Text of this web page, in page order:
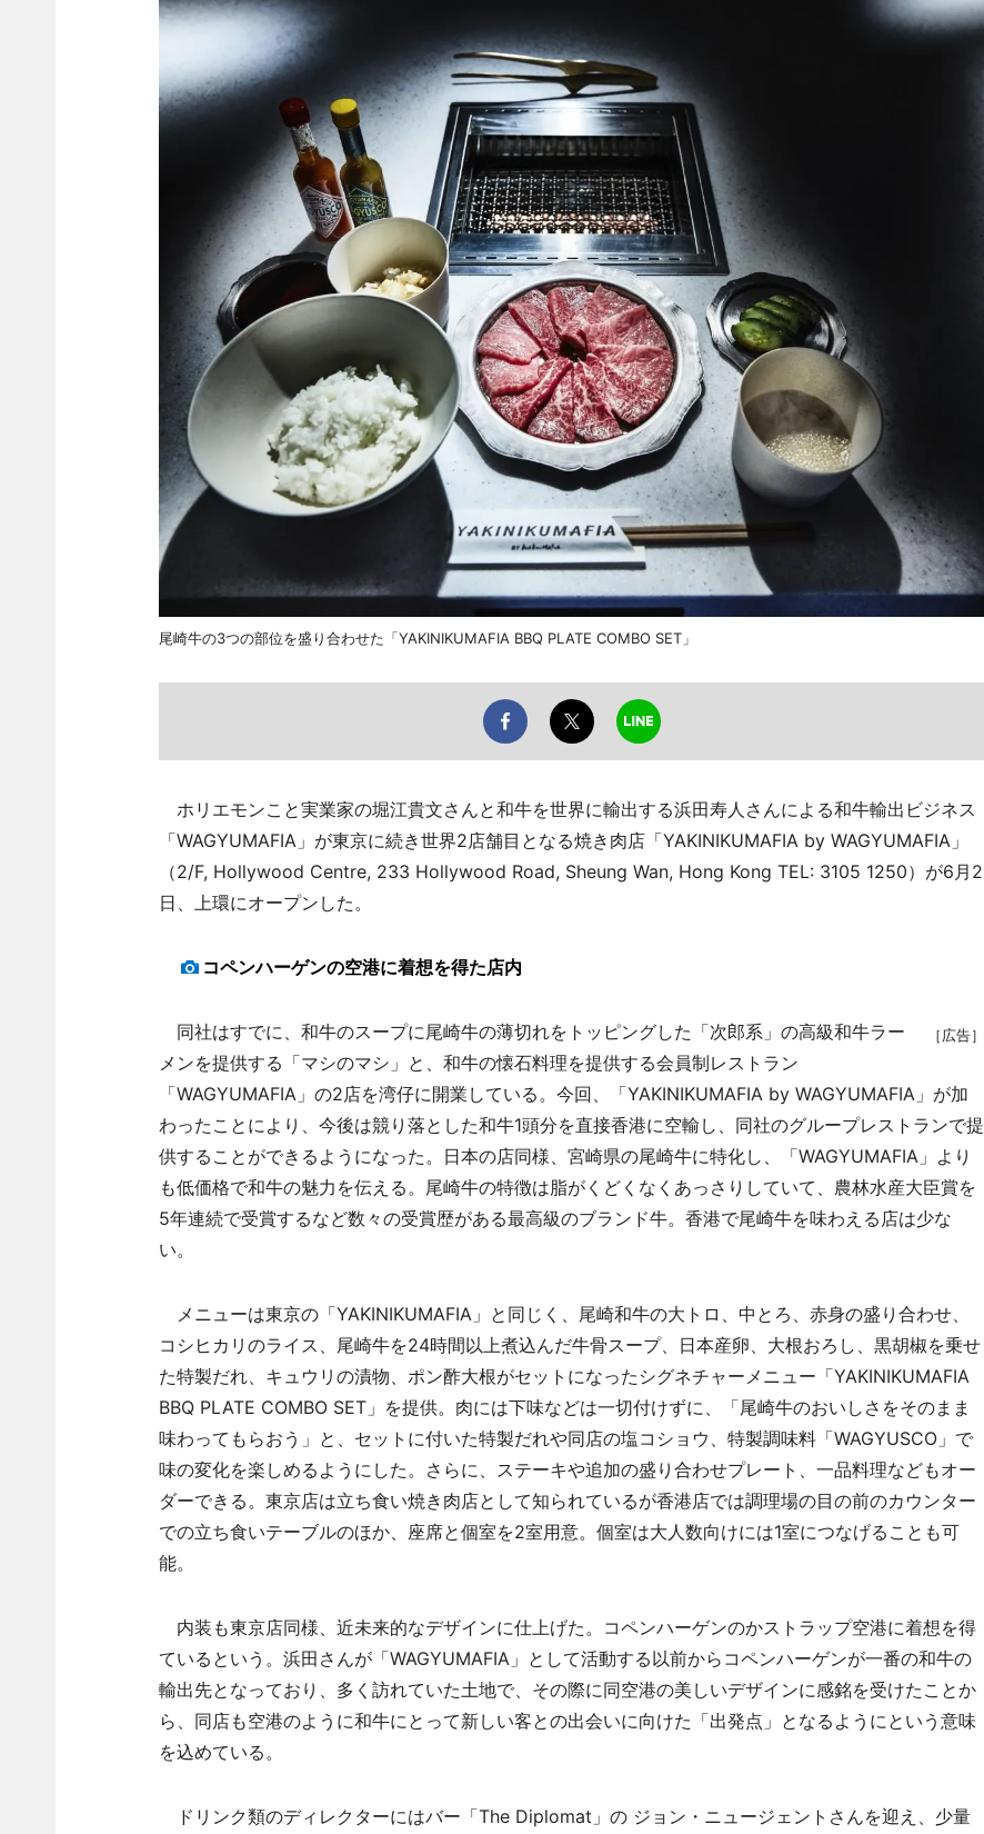
尾崎牛の3つの部位を盛り合わせた「YAKINIKUMAFIA BBQ PLATE COMBO SET」
ホリエモンこと実業家の堀江貴文さんと和牛を世界に輸出する浜田寿人さんによる和牛輸出ビジネス
「WAGYUMAFIA」が東京に続き世界2店舗目となる焼き肉店「YAKINIKUMAFIA by WAGYUMAFIA」
（2/F, Hollywood Centre, 233 Hollywood Road, Sheung Wan, Hong Kong TEL: 3105 1250）が6月2
日、上環にオープンした。
コペンハーゲンの空港に着想を得た店内
［広告］
同社はすでに、和牛のスープに尾崎牛の薄切れをトッピングした「次郎系」の高級和牛ラー
メンを提供する「マシのマシ」と、和牛の懐石料理を提供する会員制レストラン
「WAGYUMAFIA」の2店を湾仔に開業している。今回、「YAKINIKUMAFIA by WAGYUMAFIA」が加
わったことにより、今後は競り落とした和牛1頭分を直接香港に空輸し、同社のグループレストランで提
供することができるようになった。日本の店同様、宮崎県の尾崎牛に特化し、「WAGYUMAFIA」より
も低価格で和牛の魅力を伝える。尾崎牛の特徴は脂がくどくなくあっさりしていて、農林水産大臣賞を
5年連続で受賞するなど数々の受賞歴がある最高級のブランド牛。香港で尾崎牛を味わえる店は少な
い。
メニューは東京の「YAKINIKUMAFIA」と同じく、尾崎和牛の大トロ、中とろ、赤身の盛り合わせ、
コシヒカリのライス、尾崎牛を24時間以上煮込んだ牛骨スープ、日本産卵、大根おろし、黒胡椒を乗せ
た特製だれ、キュウリの漬物、ポン酢大根がセットになったシグネチャーメニュー「YAKINIKUMAFIA
BBQ PLATE COMBO SET」を提供。肉には下味などは一切付けずに、「尾崎牛のおいしさをそのまま
味わってもらおう」と、セットに付いた特製だれや同店の塩コショウ、特製調味料「WAGYUSCO」で
味の変化を楽しめるようにした。さらに、ステーキや追加の盛り合わせプレート、一品料理などもオー
ダーできる。東京店は立ち食い焼き肉店として知られているが香港店では調理場の目の前のカウンター
での立ち食いテーブルのほか、座席と個室を2室用意。個室は大人数向けには1室につなげることも可
能。
内装も東京店同様、近未来的なデザインに仕上げた。コペンハーゲンのかストラップ空港に着想を得
ているという。浜田さんが「WAGYUMAFIA」として活動する以前からコペンハーゲンが一番の和牛の
輸出先となっており、多く訪れていた土地で、その際に同空港の美しいデザインに感銘を受けたことか
ら、同店も空港のように和牛にとって新しい客との出会いに向けた「出発点」となるようにという意味
を込めている。
ドリンク類のディレクターにはバー「The Diplomat」の ジョン・ニュージェントさんを迎え、少量